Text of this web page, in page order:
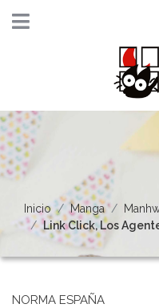
Inicio Manga
Link Click, Los
NORMA ESPAÑA